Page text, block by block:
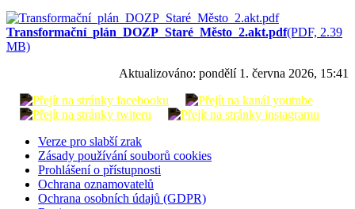
Transformační_plán_DOZP_Staré_Město_2.akt.pdf(PDF, 2.39
MB)
Aktualizováno: pondělí 1. června 2026, 15:41
Verze pro slabší zrak
Zásady používání souborů cookies
Prohlášení o přístupnosti
Ochrana oznamovatelů
Ochrana osobních údajů (GDPR)